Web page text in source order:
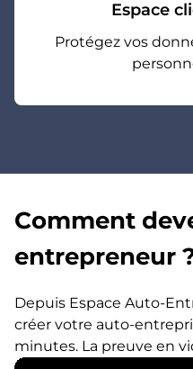
Espace
Protégez vos
Comment
entrepreneur
Depuis Espace Auto-
créer votre auto-
minutes. La preuve en